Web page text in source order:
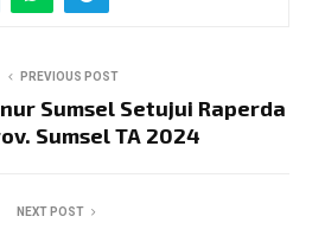
PREVIOUS POST
Sumsel Setujui Raperda
Sumsel TA 2024
NEXT POST